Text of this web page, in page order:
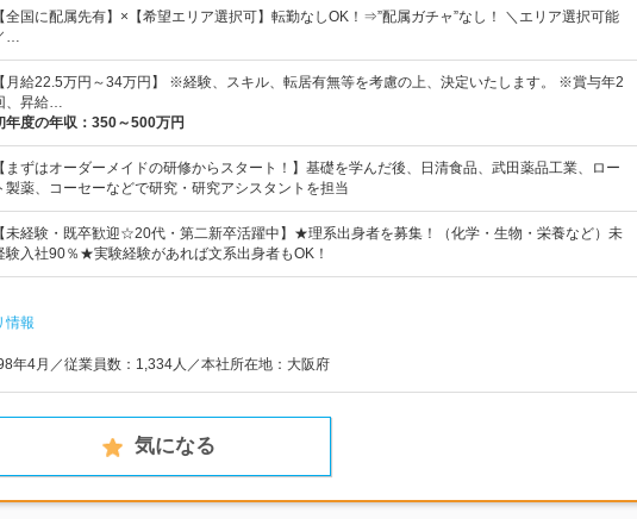
【全国に配属先有】×【希望エリア選択可】転勤なしOK！⇒”配属ガチャ”なし！ ＼エリア選択可能
…
【月給22.5万円～34万円】 ※経験、スキル、転居有無等を考慮の上、決定いたします。 ※賞与年2
、昇給…
年度の年収： 350～500万円
【まずはオーダーメイドの研修からスタート！】基礎を学んだ後、日清食品、武田薬品工業、ロー
製薬、コーセーなどで研究・研究アシスタントを担当
【未経験・既卒歓迎☆20代・第二新卒活躍中】★理系出身者を募集！（化学・生物・栄養など）未
験入社90％★実験経験があれば文系出身者もOK！
情報
年4月／従業員数：1,334人／本社所在地：大阪府
気になる